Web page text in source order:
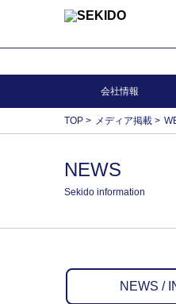
会社情報
TOP > メディア掲載 >
NEWS
Sekido information
NEWS /